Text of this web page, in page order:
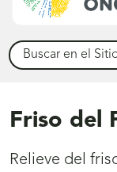
Buscar
Friso del
Relieve del